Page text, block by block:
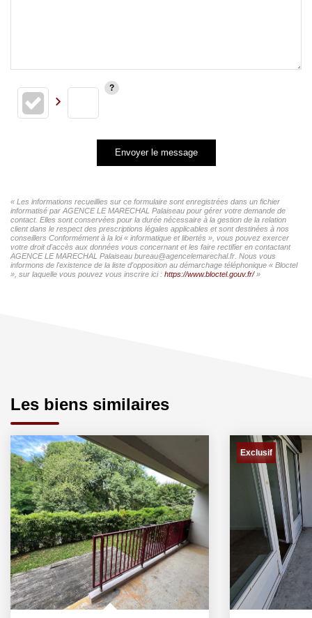
Envoyer le message
« Les informations recueillies sur ce formulaire sont enregistrées dans un fichier
informatisé par AGENCE LE MARECHAL Palaiseau pour gérer votre demande de
contact. Elles sont conservées pour la durée nécessaire à la gestion de la relation
client dans le respect des prescriptions légales applicables et sont destinées à nos
conseillers Conformément à la loi « informatique et libertés », vous pouvez exercer
votre droit d'accès aux données vous concernant et les faire rectifier en contactant
AGENCE LE MARECHAL Palaiseau bureau@agencelemarechal.fr. Nous vous
informons de l'existence de la liste d'opposition au démarchage téléphonique « Bloctel
», sur laquelle vous pouvez vous inscrire ici : https://www.bloctel.gouv.fr/»
Les biens similaires
Exclusif